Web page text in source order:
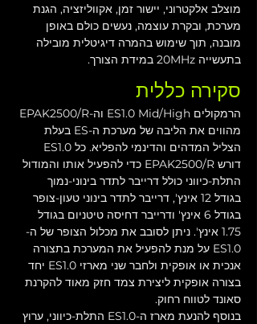
מוצלב אלקטרוני, יישור זמן, אקווליזציה, הגנת
מערכת, ובקרת עוצמה, נעשים כולם באופן
מובנה, תוך שימוש בהמרה דיגיטלית מובילה
בתעשייה 20MHz במידת הצורך.
סקירה כללית
מהווים את הליבה של מערכת ה-ES בעלת
דורש EPAK2500/R כדי להפעיל אותו והמודול
התלת-כיווני כולל דרייבר לתדר בינוני-נמוך
בגודל 12 אינץ', דרייבר לתדר בינוני טעון-צופר
בגודל 6 אינץ' ודרייבר דחיסה טיטניום בגודל
1.75 אינץ'. ניתן לסובב את מכלול הצופר של ה-
ES1.0 על מנת להפעיל את המערכת בתצורה
אנכית או אופקית ולחבר שני מארזי ES1.0 יחד
בצורה אופקית ליצירת צמד חזק מאוד להקרנת
סאונד לטווח רחוק.
בנוסף להנעת מארז ה-ES1.0 התלת-כיווני, ערוץ